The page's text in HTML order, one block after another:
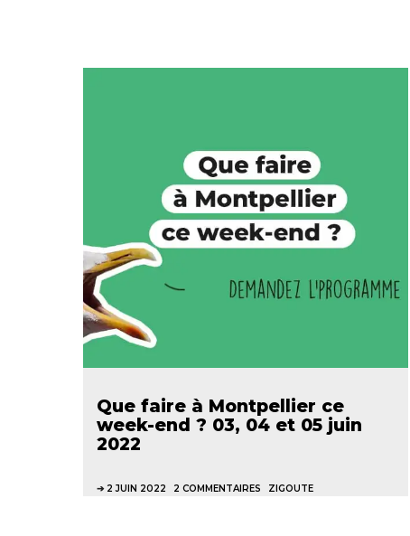
Que faire à Montpellier ce
week-end ? 03, 04 et 05 juin
2022
2 JUIN 2022 2 COMMENTAIRES ZIGOUTE